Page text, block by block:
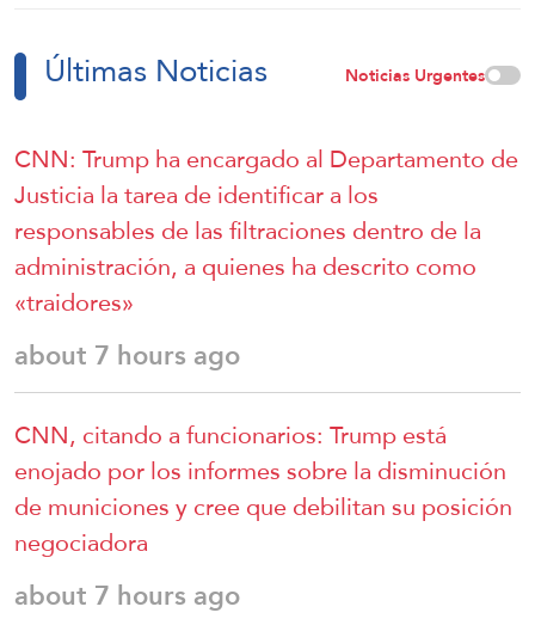
Últimas Noticias Noticias Urgentes
CNN: Trump ha encargado al Departamento de
Justicia la tarea de identificar a los
responsables de las filtraciones dentro de la
administración, a quienes ha descrito como
«traidores»
about 7 hours ago
CNN, citando a funcionarios: Trump está
enojado por los informes sobre la disminución
de municiones y cree que debilitan su posición
negociadora
about 7 hours ago